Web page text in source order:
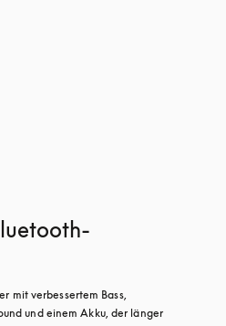
mit verbessertem Bass,
und einem Akku, der länger